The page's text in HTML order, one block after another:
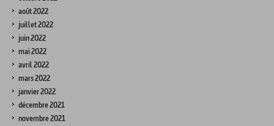
août 2022
juillet 2022
juin 2022
mai 2022
avril 2022
mars 2022
janvier 2022
décembre 2021
novembre 2021